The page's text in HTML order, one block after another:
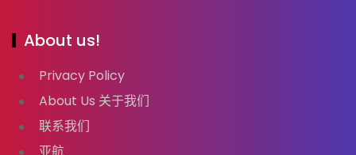
About us!
Privacy Policy
About Us 关于我们
联系我们